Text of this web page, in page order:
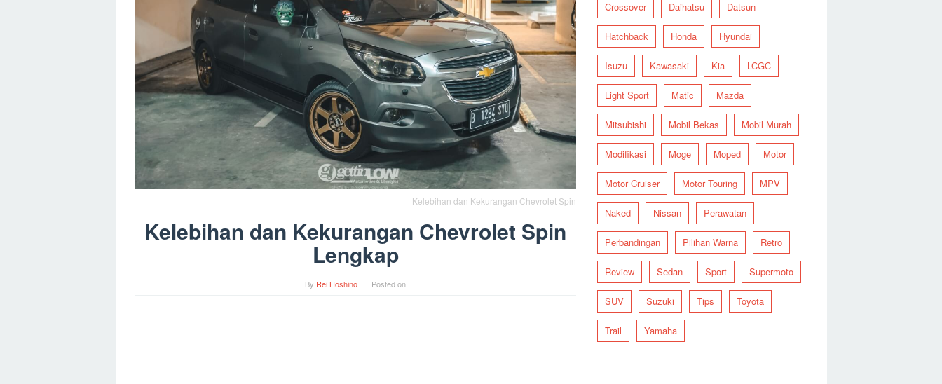
Kelebihan dan Kekurangan Chevrolet Spin
Kelebihan dan Kekurangan Chevrolet Spin
Lengkap
By Rei Hoshino Posted on
Crossover Daihatsu Datsun
Hatchback Honda Hyundai
Isuzu Kawasaki Kia LCGC
Light Sport Matic Mazda
Mitsubishi Mobil Bekas Mobil Murah
Modifikasi Moge Moped Motor
Motor Cruiser Motor Touring MPV
Naked Nissan Perawatan
Perbandingan Pilihan Warna Retro
Review Sedan Sport Supermoto
SUV Suzuki Tips Toyota
Trail Yamaha